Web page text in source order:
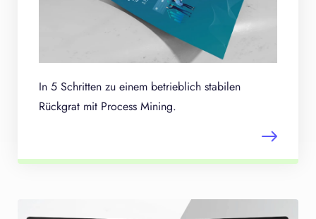
In 5 Schritten zu einem betrieblich stabilen
Rückgrat mit Process Mining.